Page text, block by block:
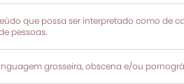
que possa ser interpretado como de
pessoas.
grosseira, obscena e/ou